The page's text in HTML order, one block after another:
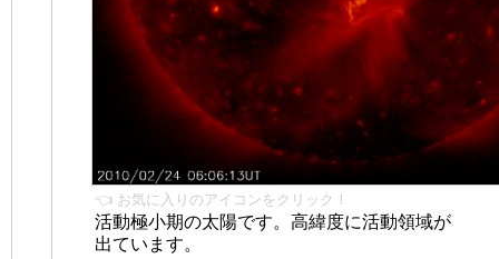
👈 お気に入りのアイコンをクリック！
活動極小期の太陽です。高緯度に活動領域が
出ています。